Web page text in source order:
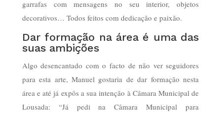
garrafas com mensagens no seu interior, objetos
decorativos… Todos feitos com dedicação e paixão.
Dar formação na área é uma das
suas ambições
Algo desencantado com o facto de não ver seguidores
para esta arte, Manuel gostaria de dar formação nesta
área e até já expôs a sua intenção à Câmara Municipal de
Lousada: “Já pedi na Câmara Municipal para